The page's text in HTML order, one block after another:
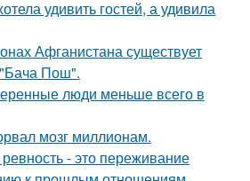
удивить гостей, а удивила
Афганистана существует
"Бача Пош".
люди меньше всего в
мозг миллионам.
- это переживание